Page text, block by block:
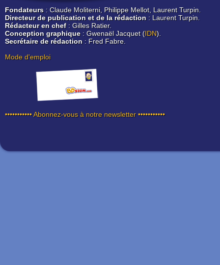
Fondateurs : Claude Moliterni, Philippe Mellot, Laurent Turpin.
Directeur de publication et de la rédaction : Laurent Turpin.
Rédacteur en chef: Gilles Ratier.
Conception graphique: Gwenaël Jacquet (IDN).
Secrétaire de rédaction : Fred Fabre.
Mode d'emploi
••••••••••• Abonnez-vous à notre newsletter •••••••••••